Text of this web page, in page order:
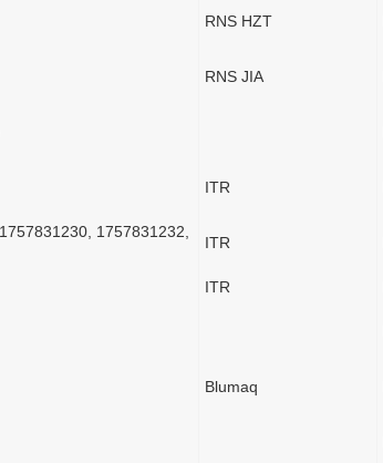
RNS HZT
RNS JIA
ITR
1757831232,
ITR
ITR
Blumaq